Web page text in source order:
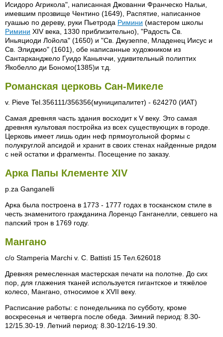
Исидоро Агрикола", написанная Джованни Франческо Нальи,
имевшим прозвище Чентино (1649), Распятие, написанное
гуашью по дереву, руки Пьетрода Римини (мастером школы
Римини XIV века, 1330 приблизительно), "Радость Св.
Иньяциоди Лойола" (1650) и "Св. Джузеппе, Младенец Иисус и
Св. Элиджио" (1601), обе написанные художником из
Сантарканджело Гуидо Каньяччи, удивительный полиптих
Якобелло ди Бономо(1385)и т.д.
Романская церковь Сан-Микеле
v. Pieve Tel.356111/356356(муниципалитет) - 624270 (ИАТ)
Самая древняя часть здания восходит к V веку. Это самая
древняя культовая постройка из всех существующих в городе.
Церковь имеет лишь один неф прямоугольной формы с
полукруглой апсидой и хранит в своих стенах найденные рядом
с ней остатки и фрагменты. Посещение по заказу.
Арка Папы Клементе XIV
p.za Ganganelli
Арка была построена в 1773 - 1777 годах в тосканском стиле в
честь знаменитого гражданина Лоренцо Ганганелли, севшего на
папский трон в 1769 году.
Мангано
с/о Stamperia Marchi v. С. Battisti 15 Тел.626018
Древняя ремесленная мастерская печати на полотне. До сих
пор, для глажения тканей используется гигантское и тяжёлое
колесо, Мангано, относимое к XVII веку.
Расписание работы: с понедельника по субботу, кроме
воскресенья и четверга после обеда. Зимний период: 8.30-
12/15.30-19. Летний период: 8.30-12/16-19.30.